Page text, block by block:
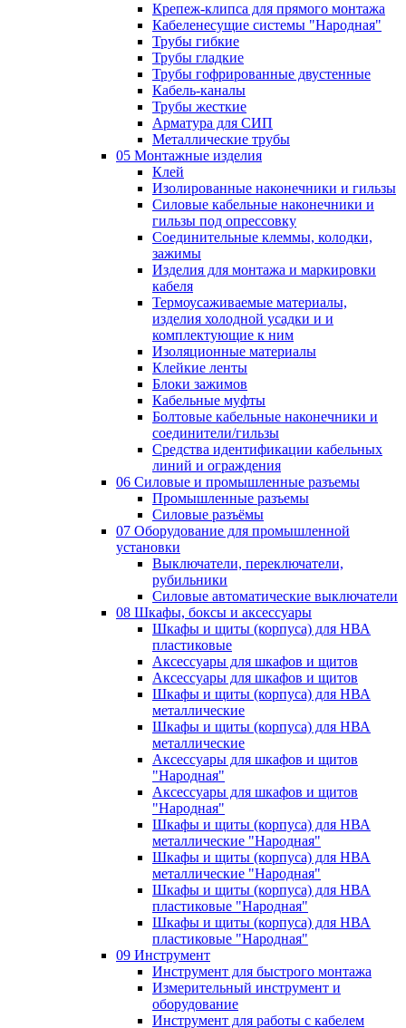
Крепеж-клипса для прямого монтажа
Кабеленесущие системы "Народная"
Трубы гибкие
Трубы гладкие
Трубы гофрированные двустенные
Кабель-каналы
Трубы жесткие
Арматура для СИП
Металлические трубы
05 Монтажные изделия
Клей
Изолированные наконечники и гильзы
Силовые кабельные наконечники и
гильзы под опрессовку
Соединительные клеммы, колодки,
зажимы
Изделия для монтажа и маркировки
кабеля
Термоусаживаемые материалы,
изделия холодной усадки и и
комплектующие к ним
Изоляционные материалы
Клейкие ленты
Блоки зажимов
Кабельные муфты
Болтовые кабельные наконечники и
соединители/гильзы
Средства идентификации кабельных
линий и ограждения
06 Силовые и промышленные разъемы
Промышленные разъемы
Силовые разъёмы
07 Оборудование для промышленной
установки
Выключатели, переключатели,
рубильники
Силовые автоматические выключатели
08 Шкафы, боксы и аксессуары
Шкафы и щиты (корпуса) для НВА
пластиковые
Аксессуары для шкафов и щитов
Аксессуары для шкафов и щитов
Шкафы и щиты (корпуса) для НВА
металлические
Шкафы и щиты (корпуса) для НВА
металлические
Аксессуары для шкафов и щитов
"Народная"
Аксессуары для шкафов и щитов
"Народная"
Шкафы и щиты (корпуса) для НВА
металлические "Народная"
Шкафы и щиты (корпуса) для НВА
металлические "Народная"
Шкафы и щиты (корпуса) для НВА
пластиковые "Народная"
Шкафы и щиты (корпуса) для НВА
пластиковые "Народная"
09 Инструмент
Инструмент для быстрого монтажа
Измерительный инструмент и
оборудование
Инструмент для работы с кабелем